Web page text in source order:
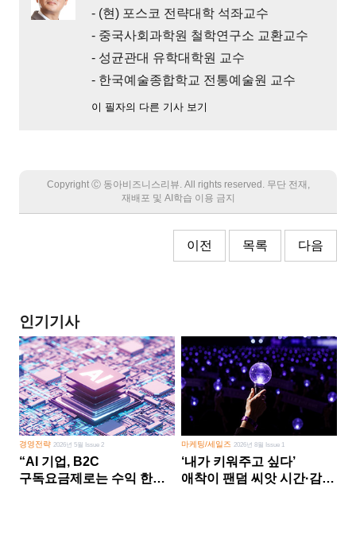
- (현) 포스코 전략대학 석좌교수
- 중국사회과학원 철학연구소 교환교수
- 성균관대 유학대학원 교수
- 한국예술종합학교 전통예술원 교수
이 필자의 다른 기사 보기
Copyright Ⓒ 동아비즈니스리뷰. All rights reserved. 무단 전재,
재배포 및 AI학습 이용 금지
이전 목록 다음
인기기사
경영전략 2026년 5월 Issue 2
“AI 기업, B2C
구독요금제로는 수익 한계
마케팅/세일즈 2026년 8월 Issue 1
‘내가 키워주고 싶다’
애착이 팬덤 씨앗 시간·감정